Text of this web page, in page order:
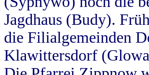
Jagdhaus (Budy).
die Filialgemeinden
Klawittersdorf